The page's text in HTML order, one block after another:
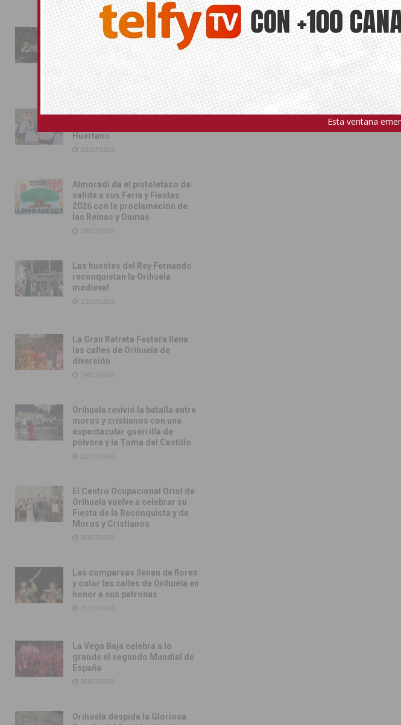
Pilar de la Horadada
conmemora con emoción el
40º aniversario de su
independencia como municipio
31/07/2026
Almoradí presume de raíces
Huertano
26/07/2026
Almoradí da el pistoletazo de
salida a sus Feria y Fiestas
2026 con la proclamación de
las Reinas y Damas
25/07/2026
Las huestes del Rey Fernando
reconquistan la Orihuela
medieval
25/07/2026
La Gran Retreta Festera llena
las calles de Orihuela de
diversión
24/07/2026
Orihuela revivió la batalla entre
moros y cristianos con una
espectacular guerrilla de
pólvora y la Toma del Castillo
22/07/2026
El Centro Ocupacional Oriol de
Orihuela vuelve a celebrar su
Fiesta de la Reconquista y de
Moros y Cristianos
20/07/2026
Las comparsas llenan de flores
y color las calles de Orihuela en
honor a sus patronas
20/07/2026
La Vega Baja celebra a lo
grande el segundo Mundial de
España
20/07/2026
Orihuela despide la Gloriosa
Esta ventana